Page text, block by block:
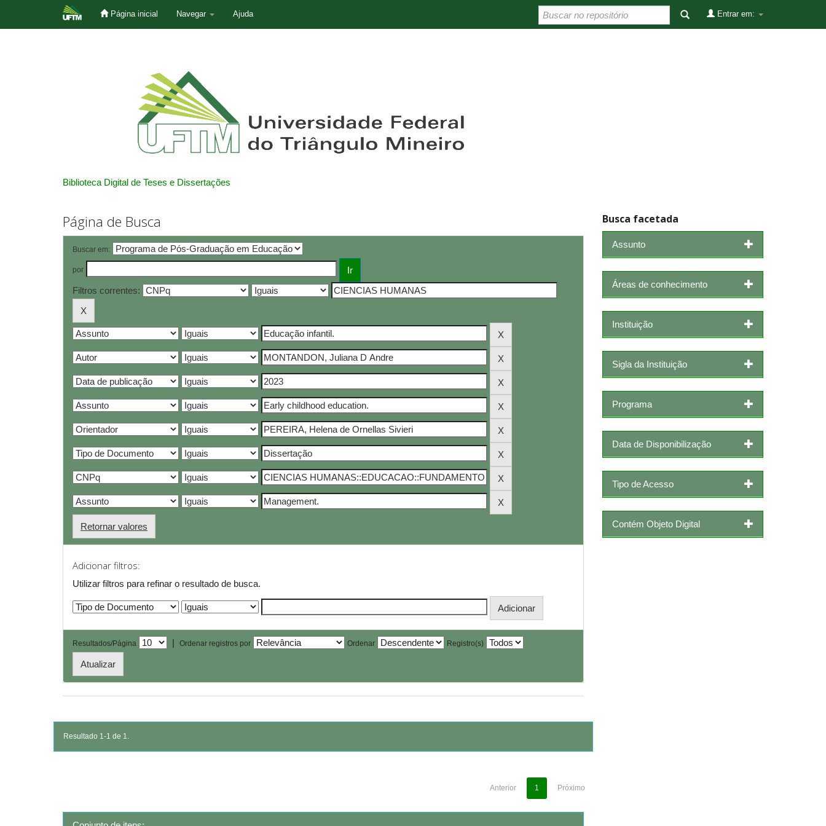
Página inicial Navegar Ajuda Entrar em:
Biblioteca Digital de Teses e Dissertações
Página de Busca
Buscar em:
por
Filtros correntes:
Retornar valores
Adicionar filtros:
Utilizar filtros para refinar o resultado de busca.
Resultados/Página | Ordenar registros por Ordenar Registro(s)
Resultado 1-1 de 1.
Anterior 1 Próximo
Busca facetada
Assunto
Áreas de conhecimento
Instituição
Sigla da Instituição
Programa
Data de Disponibilização
Tipo de Acesso
Contém Objeto Digital